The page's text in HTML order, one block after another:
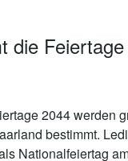
die
2044 werden
bestimmt.
Nationalfeiertag